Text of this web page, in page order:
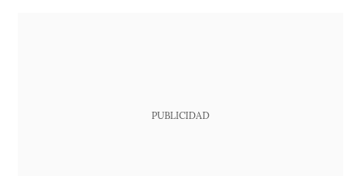
PUBLICIDAD